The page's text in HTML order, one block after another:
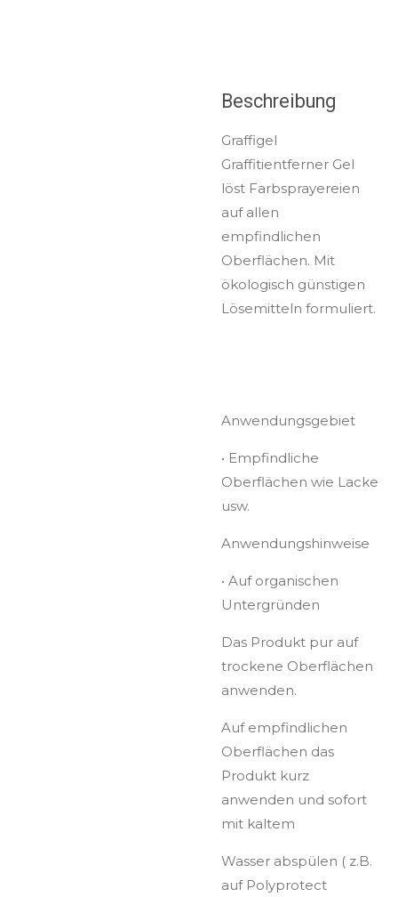
Beschreibung
Graffigel
Graffitientferner Gel
löst Farbsprayereien
auf allen
empfindlichen
Oberflächen. Mit
ökologisch günstigen
Lösemitteln formuliert.
Anwendungsgebiet
• Empfindliche
Oberflächen wie Lacke
usw.
Anwendungshinweise
• Auf organischen
Untergründen
Das Produkt pur auf
trockene Oberflächen
anwenden.
Auf empfindlichen
Oberflächen das
Produkt kurz
anwenden und sofort
mit kaltem
Wasser abspülen ( z.B.
auf Polyprotect